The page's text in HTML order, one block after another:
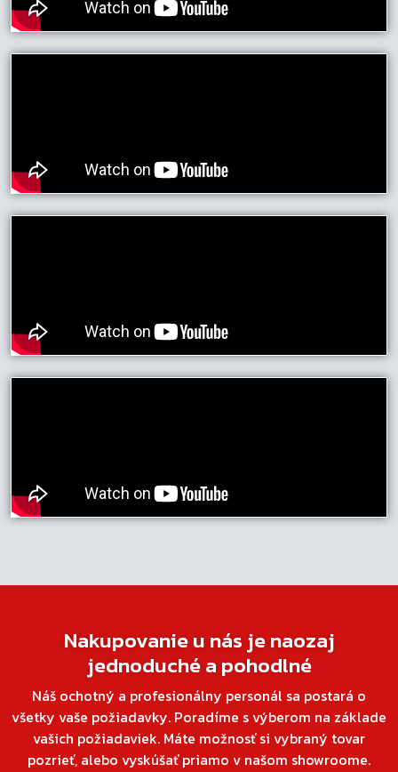
Nakupovanie u nás je naozaj
jednoduché a pohodlné
Náš ochotný a profesionálny personál sa postará o
všetky vaše požiadavky. Poradíme s výberom na základe
vašich požiadaviek. Máte možnosť si vybraný tovar
pozrieť, alebo vyskúšať priamo v našom showroome.